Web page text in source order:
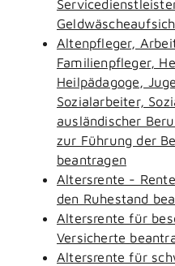
Altenpfleger,
Familienpfleger,
Heilpädagoge,
Sozialarbeiter,
ausländischer
zur Führung der
beantragen
Altersrente -
den Ruhestand
Altersrente für
Versicherte
Altersrente für